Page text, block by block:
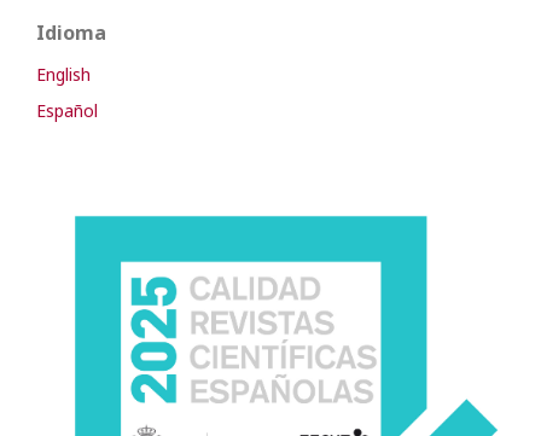
Idioma
English
Español